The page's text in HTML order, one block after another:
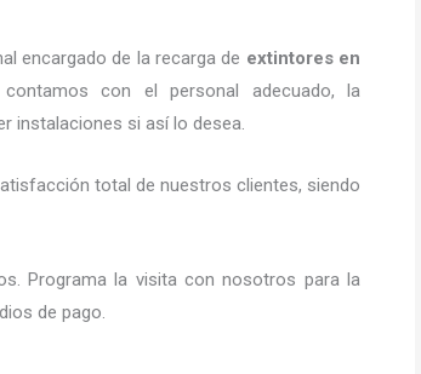
encargado de la recarga de extintoresen
con el personal adecuado, la
instalaciones si así lo desea.
total de nuestros clientes, siendo
Programa la visita con nosotros para la
de pago.